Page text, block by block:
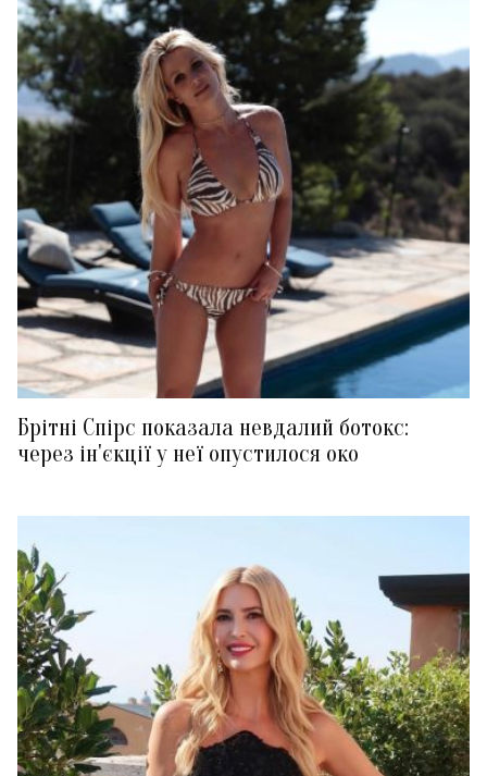
Брітні Спірс показала невдалий ботокс:
через ін'єкції у неї опустилося око